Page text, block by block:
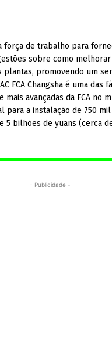
força de trabalho para
sobre como melhorar
plantas, promovendo um
FCA Changsha é uma das
avançadas da FCA no
para a instalação de 750 mil
5 bilhões de yuans (cerca
- Publicidade -